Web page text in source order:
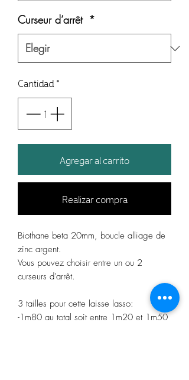
Curseur d’arrêt *
Cantidad*
Agregar al carrito
Realizar compra
Biothane beta 20mm, boucle alliage de
zinc argent.
Vous pouvez choisir entre un ou 2
curseurs d'arrêt.
3 tailles pour cette laisse lasso:
-1m80 au total soit entre 1m20 et 1m50